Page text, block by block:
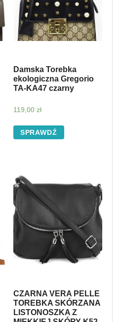
Damska Torebka
ekologiczna Gregorio
TA-KA47 czarny
119,00 zł
SPRAWDŹ
CZARNA VERA PELLE
TOREBKA SKÓRZANA
LISTONOSZKA Z